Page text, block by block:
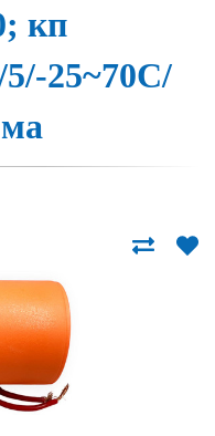
кп
25~70C/